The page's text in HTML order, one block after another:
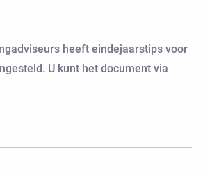
heeft eindejaarstips voor
U kunt het document via